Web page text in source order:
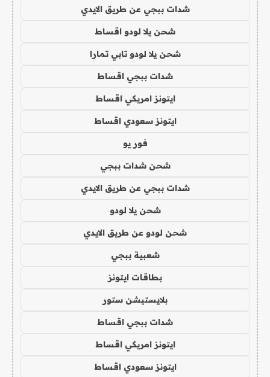
شدات ببجي عن طريق الايدي
شحن يلا لودو اقساط
شحن يلا لودو تابي تمارا
شدات ببجي اقساط
ايتونز امريكي اقساط
ايتونز سعودي اقساط
فور يو
شحن شدات ببجي
شدات ببجي عن طريق الايدي
شحن يلا لودو
شحن لودو عن طريق الايدي
شعبية ببجي
بطاقات ايتونز
بلايستيشن ستور
شدات ببجي اقساط
ايتونز امريكي اقساط
ايتونز سعودي اقساط